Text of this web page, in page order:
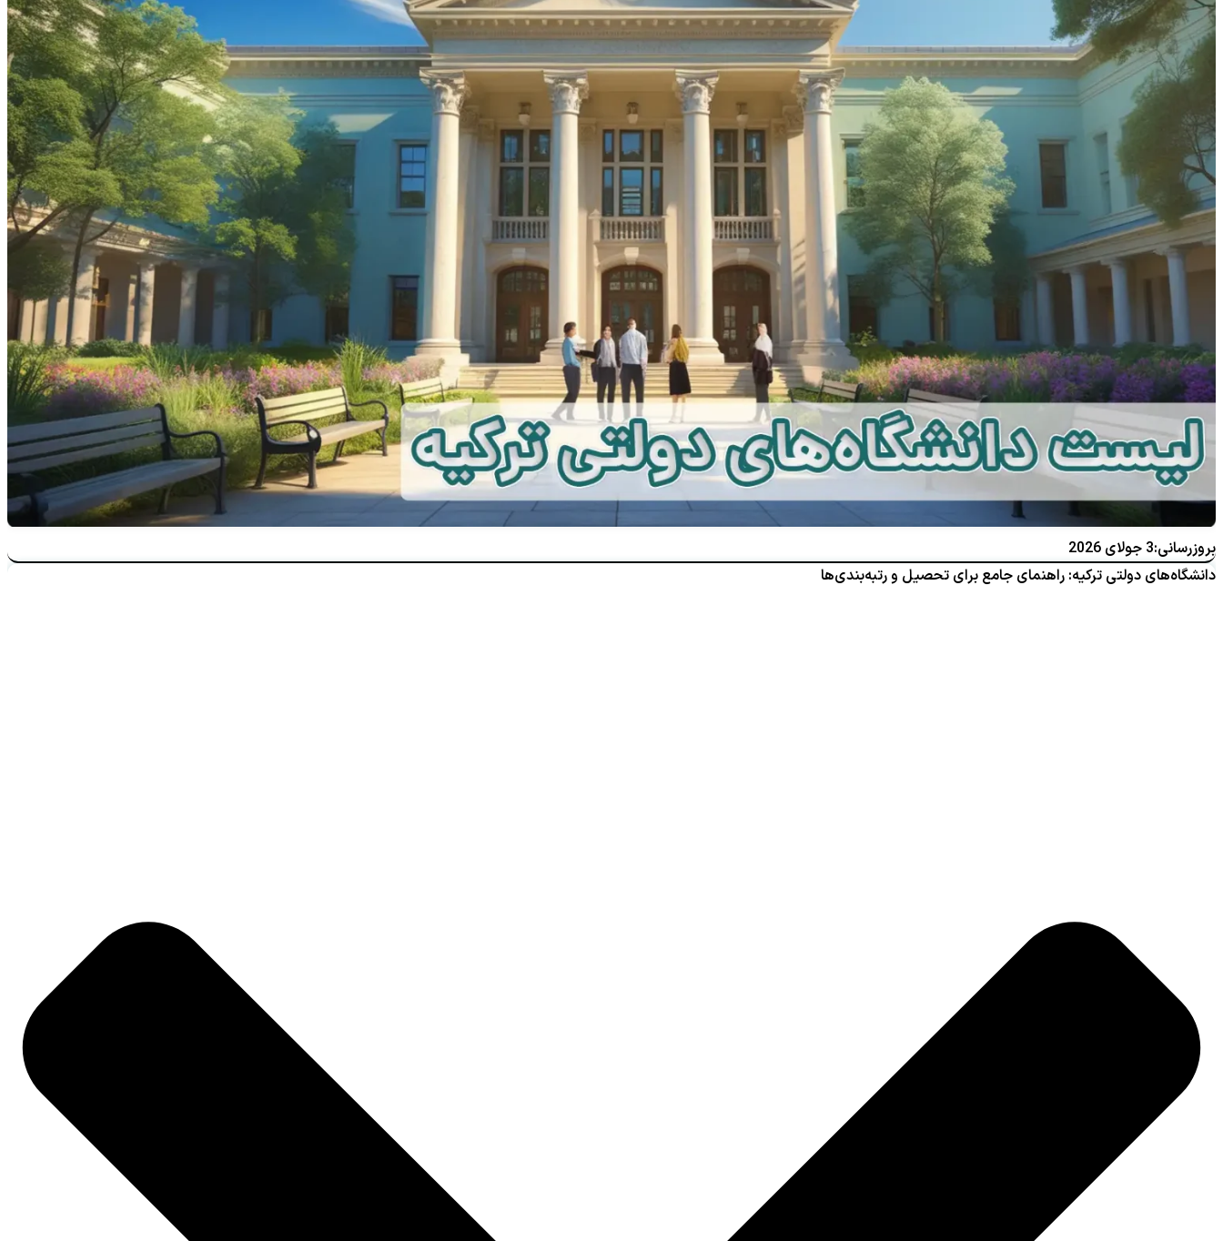
بروزرسانی:3 جولای 2026
دانشگاه‌های دولتی ترکیه: راهنمای جامع برای تحصیل و رتبه‌بندی‌ها